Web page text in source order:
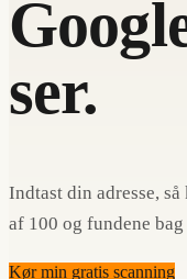
ser.
Indtast din adresse,
af 100 og fundene
Kør min gratis scanning